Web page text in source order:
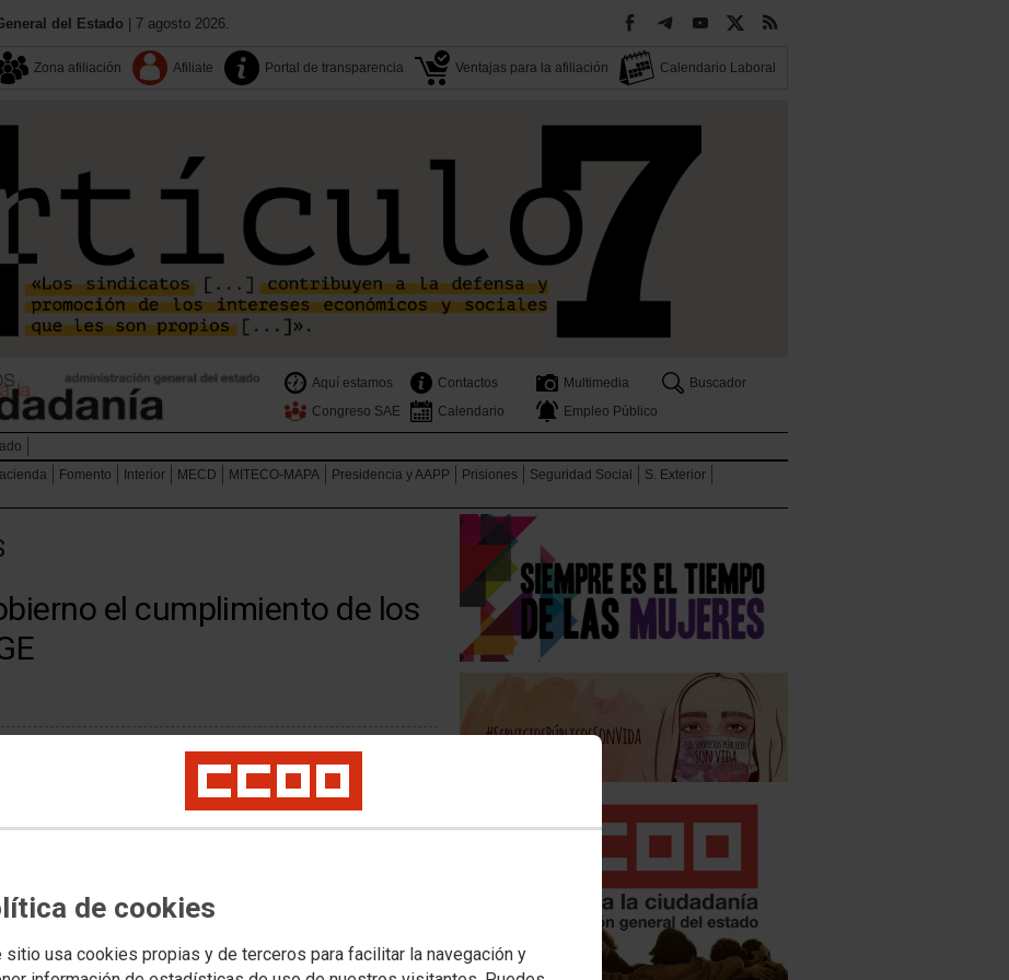
de cookies
sitio usa cookies propias y de terceros para facilitar la navegación y
del Estado | 7 agosto 2026.
Zona afiliación Afiliate Portal de transparencia Ventajas para la afiliación Calendario Laboral
Aquí estamos Contactos Multimedia
Buscador
Congreso SAE
Calendario Empleo Público
Fomento Interior MECD MITECO-MAPA Presidencia y AAPP Prisiones Seguridad Social
S. Exterior
el cumplimiento de los
mañana frente al Ministerio de Hacienda en Madrid. CCOO
del acuerdo marco firmado con el Gobierno en
como la jornada de 35 horas para la Administración
teletrabajo o el cobro del 0,5 % pendiente desde enero de